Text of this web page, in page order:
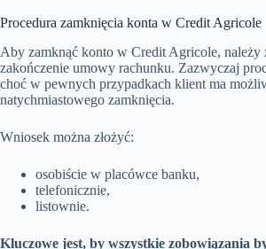
Procedura zamknięcia konta w Credit Agricole
Aby zamknąć konto w Credit Agricole, należy
zakończenie umowy rachunku. Zazwyczaj
choć w pewnych przypadkach klient ma
natychmiastowego zamknięcia.
Wniosek można złożyć:
osobiście w placówce banku,
telefonicznie,
listownie.
Kluczowe jest, by wszystkie zobowiązania